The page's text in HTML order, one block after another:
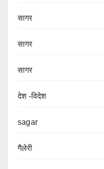
सागर
सागर
सागर
देश -विदेश
sagar
गैलेरी